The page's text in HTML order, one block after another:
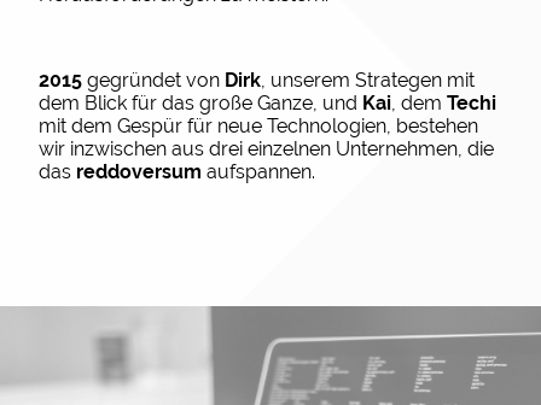
2015 gegründet von Dirk, unserem Strategen mit
dem Blick für das große Ganze, und Kai, dem Techi
mit dem Gespür für neue Technologien, bestehen
wir inzwischen aus drei einzelnen Unternehmen, die
das reddoversum aufspannen.